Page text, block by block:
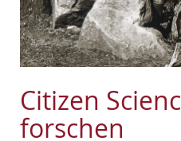
Citizen
forschen